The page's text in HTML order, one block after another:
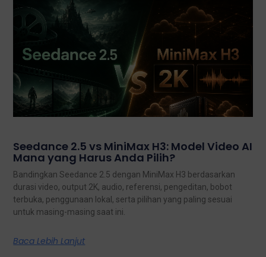
Seedance 2.5 vs MiniMax H3: Model Video AI
Mana yang Harus Anda Pilih?
Bandingkan Seedance 2.5 dengan MiniMax H3 berdasarkan
durasi video, output 2K, audio, referensi, pengeditan, bobot
terbuka, penggunaan lokal, serta pilihan yang paling sesuai
untuk masing-masing saat ini.
Baca Lebih Lanjut